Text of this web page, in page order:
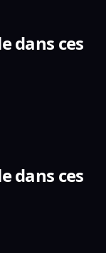
dans ces
dans ces